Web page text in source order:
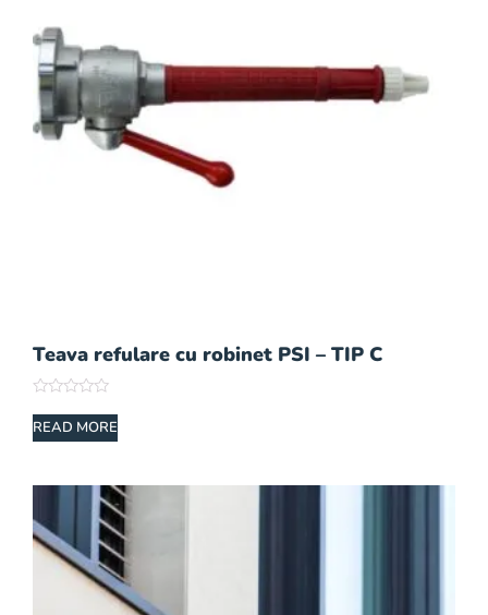
Teava refulare cu robinet PSI – TIP C
0
out
READ MORE